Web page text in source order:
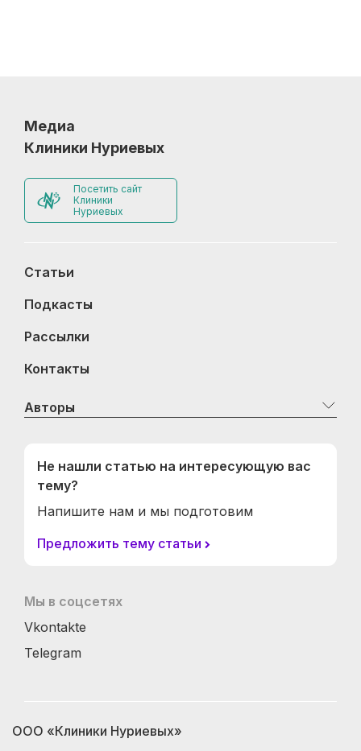
Медиа
Клиники Нуриевых
Посетить сайт
Клиники
Нуриевых
Статьи
Подкасты
Рассылки
Контакты
Авторы
Не нашли статью на интересующую вас
тему?
Напишите нам и мы подготовим
Предложить тему статьи
Мы в соцсетях
Vkontakte
Telegram
ООО «Клиники Нуриевых»